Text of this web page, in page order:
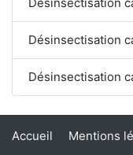
Désinsectisation
Désinsectisation
Désinsectisation
Accueil Mentions